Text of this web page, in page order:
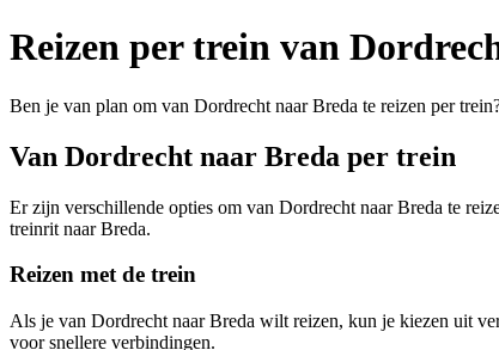
Reizen per trein van
Ben je van plan om van Dordrecht naar Breda te reizen per
Van Dordrecht naar Breda per trein
Er zijn verschillende opties om van Dordrecht naar Breda te
treinrit naar Breda.
Reizen met de trein
Als je van Dordrecht naar Breda wilt reizen, kun je kiezen uit
voor snellere verbindingen.